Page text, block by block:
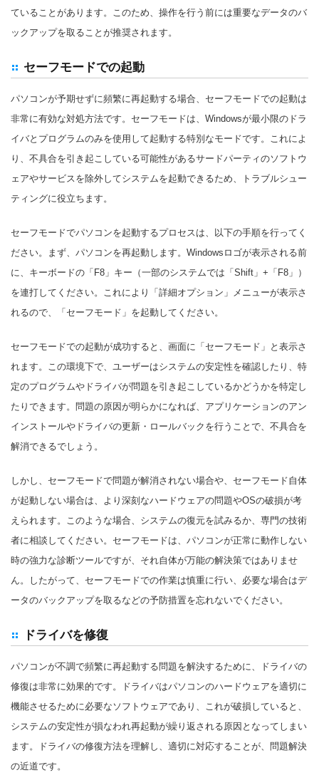
ていることがあります。このため、操作を行う前には重要なデータのバ
ックアップを取ることが推奨されます。
セーフモードでの起動
パソコンが予期せずに頻繁に再起動する場合、セーフモードでの起動は
非常に有効な対処方法です。セーフモードは、Windowsが最小限のドラ
イバとプログラムのみを使用して起動する特別なモードです。これによ
り、不具合を引き起こしている可能性があるサードパーティのソフトウ
ェアやサービスを除外してシステムを起動できるため、トラブルシュー
ティングに役立ちます。
セーフモードでパソコンを起動するプロセスは、以下の手順を行ってく
ださい。まず、パソコンを再起動します。Windowsロゴが表示される前
に、キーボードの「F8」キー（一部のシステムでは「Shift」+「F8」）
を連打してください。これにより「詳細オプション」メニューが表示さ
れるので、「セーフモード」を起動してください。
セーフモードでの起動が成功すると、画面に「セーフモード」と表示さ
れます。この環境下で、ユーザーはシステムの安定性を確認したり、特
定のプログラムやドライバが問題を引き起こしているかどうかを特定し
たりできます。問題の原因が明らかになれば、アプリケーションのアン
インストールやドライバの更新・ロールバックを行うことで、不具合を
解消できるでしょう。
しかし、セーフモードで問題が解消されない場合や、セーフモード自体
が起動しない場合は、より深刻なハードウェアの問題やOSの破損が考
えられます。このような場合、システムの復元を試みるか、専門の技術
者に相談してください。セーフモードは、パソコンが正常に動作しない
時の強力な診断ツールですが、それ自体が万能の解決策ではありませ
ん。したがって、セーフモードでの作業は慎重に行い、必要な場合はデ
ータのバックアップを取るなどの予防措置を忘れないでください。
ドライバを修復
パソコンが不調で頻繁に再起動する問題を解決するために、ドライバの
修復は非常に効果的です。ドライバはパソコンのハードウェアを適切に
機能させるために必要なソフトウェアであり、これが破損していると、
システムの安定性が損なわれ再起動が繰り返される原因となってしまい
ます。ドライバの修復方法を理解し、適切に対応することが、問題解決
の近道です。